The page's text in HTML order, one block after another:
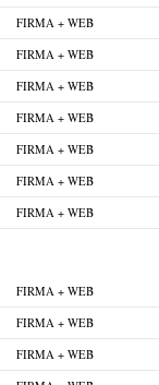
FIRMA + WEB
FIRMA + WEB
FIRMA + WEB
FIRMA + WEB
FIRMA + WEB
FIRMA + WEB
FIRMA + WEB
FIRMA + WEB
FIRMA + WEB
FIRMA + WEB